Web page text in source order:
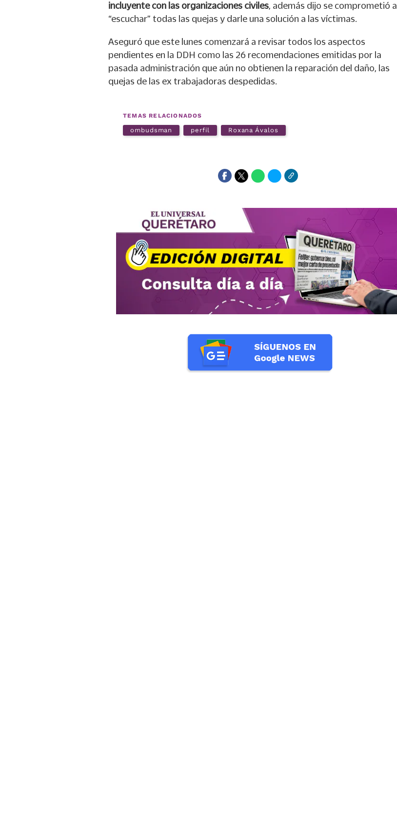
incluyente con las organizaciones civiles, además dijo se comprometió a
“escuchar” todas las quejas y darle una solución a las víctimas.
Aseguró que este lunes comenzará a revisar todos los aspectos
pendientes en la DDH como las 26 recomendaciones emitidas por la
pasada administración que aún no obtienen la reparación del daño, las
quejas de las ex trabajadoras despedidas.
TEMAS RELACIONADOS
ombudsman perfil Roxana Ávalos